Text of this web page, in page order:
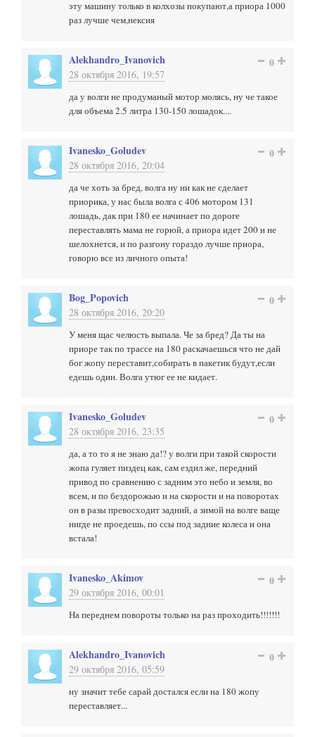
эту машину только в колхозы покупают,а приора 1000
раз лучше чем,нексия
Alekhandro_Ivanovich
28 октября 2016, 19:57
0
да у волги не продуманый мотор молясь, ну че такое
для объема 2.5 литра 130-150 лошадок....
Ivanesko_Goludev
28 октября 2016, 20:04
0
да че хоть за бред, волга ну ни как не сделает
приорика, у нас была волга с 406 мотором 131
лошадь, дак при 180 ее начинает по дороге
переставлять мама не горюй, а приора идет 200 и не
шелохнется, и по разгону гораздо лучше приора,
говорю все из личного опыта!
Bog_Popovich
28 октября 2016, 20:20
0
У меня щас челюсть выпала. Че за бред? Да ты на
приоре так по трассе на 180 раскачаешься что не дай
бог жопу переставит,собирать в пакетик будут,если
едешь один. Волга утюг ее не кидает.
Ivanesko_Goludev
28 октября 2016, 23:35
0
да, а то то я не знаю да!? у волги при такой скорости
жопа гуляет пиздец как, сам ездил же, передний
привод по сравнению с задним это небо и земля, во
всем, и по бездорожью и на скорости и на поворотах
он в разы превосходит задний, а зимой на волге ваще
нигде не проедешь, по ссы под задние колеса и она
встала!
Ivanesko_Akimov
29 октября 2016, 00:01
0
На переднем повороты только на раз проходить!!!!!!!
Alekhandro_Ivanovich
29 октября 2016, 05:59
0
ну значит тебе сарай достался если на 180 жопу
переставляет...